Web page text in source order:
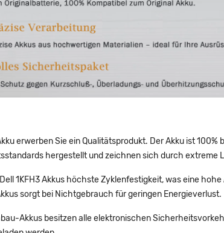
erwerben Sie ein Qualitätsprodukt. Der Akku ist
hergestellt und zeichnen sich durch extreme
1KFH3 Akkus höchste Zyklenfestigkeit, was eine
sorgt bei Nichtgebrauch für geringen Energieverlust.
Akkus besitzen alle elektronischen